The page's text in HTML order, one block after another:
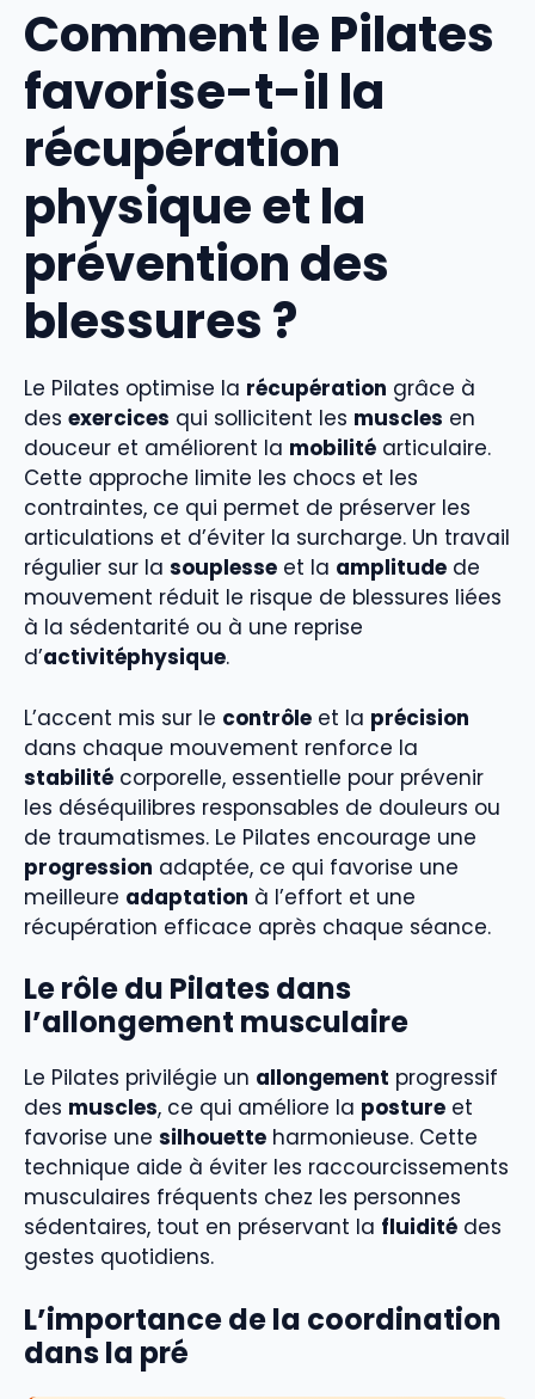
Comment le Pilates
favorise-t-il la
récupération
physique et la
prévention des
blessures ?
Le Pilates optimise la récupération grâce à
des exercices qui sollicitent les muscles en
douceur et améliorent la mobilité articulaire.
Cette approche limite les chocs et les
contraintes, ce qui permet de préserver les
articulations et d’éviter la surcharge. Un travail
régulier sur la souplesse et la amplitude de
mouvement réduit le risque de blessures liées
à la sédentarité ou à une reprise
d’activitéphysique.
L’accent mis sur le contrôle et la précision
dans chaque mouvement renforce la
stabilité corporelle, essentielle pour prévenir
les déséquilibres responsables de douleurs ou
de traumatismes. Le Pilates encourage une
progression adaptée, ce qui favorise une
meilleure adaptation à l’effort et une
récupération efficace après chaque séance.
Le rôle du Pilates dans
l’allongement musculaire
Le Pilates privilégie un allongement progressif
des muscles, ce qui améliore la posture et
favorise une silhouette harmonieuse. Cette
technique aide à éviter les raccourcissements
musculaires fréquents chez les personnes
sédentaires, tout en préservant la fluidité des
gestes quotidiens.
L’importance de la coordination
dans la pré